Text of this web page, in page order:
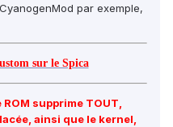
par exemple,
sur le Spica
supprime TOUT,
ainsi que le kernel,